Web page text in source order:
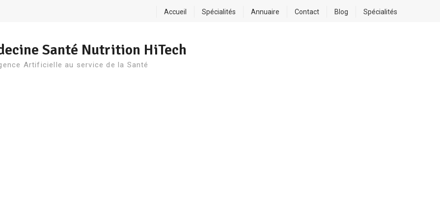
Accueil Spécialités Annuaire Contact Blog Spécialités
Santé Nutrition HiTech
Artificielle au service de la Santé